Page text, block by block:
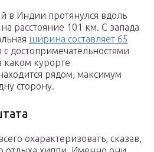
в Индии протянулся вдоль
расстояние 101 км. С запада
ширина составляет 65
достопримечательностями
каком курорте
рядом, максимум
сторону.
охарактеризовать, сказав,